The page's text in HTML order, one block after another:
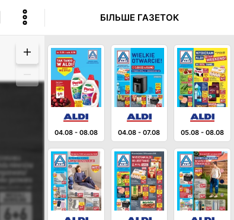
БІЛЬШЕ ГАЗЕТОК
04.08 - 08.08 04.08-07.08 05.08-08.08